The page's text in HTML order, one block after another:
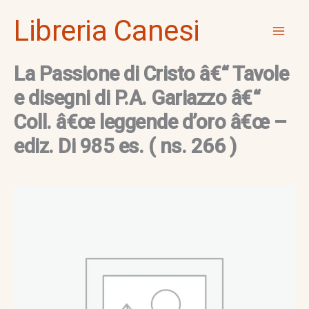
Libreria Canesi
La Passione di Cristo â€“ Tavole
e disegni di P.A. Gariazzo â€“
Coll. â€œ leggende d’oro â€œ –
ediz. Di 985 es. ( ns. 266 )